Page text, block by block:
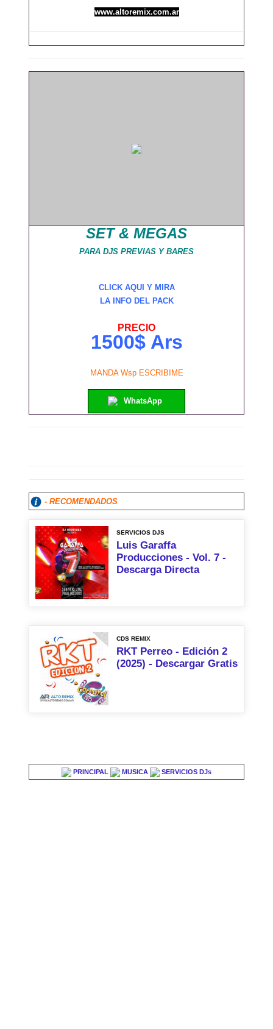
www.altoremix.com.ar
SET & MEGAS
PARA DJS PREVIAS Y BARES
CLICK AQUI Y MIRA
LA INFO DEL PACK
PRECIO
1500$ Ars
MANDA Wsp ESCRIBIME
WhatsApp
- RECOMENDADOS
SERVICIOS DJS
Luis Garaffa
Producciones - Vol. 7 -
Descarga Directa
CDS REMIX
RKT Perreo - Edición 2
(2025) - Descargar Gratis
PRINCIPAL MUSICA SERVICIOS DJs